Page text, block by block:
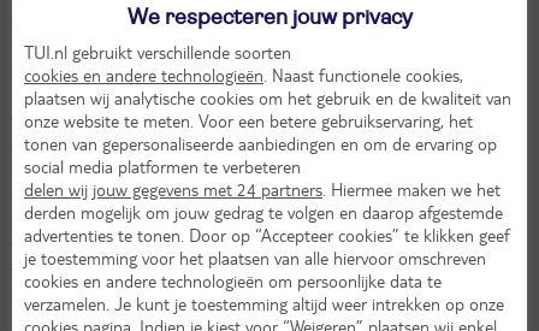
al die glijbanen gezien? Duik het avontuur in, want rond het water
bruist het de hele dag van activiteiten. In de Red Sea Governorate
aan de Rode Zee liggen veel grote resorts, maar in dit resort draait
het om de mix van ruimte, waterpret en rust. Waar ga jij vandaag
voor: actie in het aquapark, tijd in de wellness of toch sportief aan
de slag? De hamam, jacuzzi en sauna staan klaar, net als de
fitnessruimte voor wie actief wil starten. Je kinderen plonzen in het
kinderbad of doen mee met het animatieteam. Na een dag vol
plezier kies je uit zeven restaurants voor het diner. Daarna geniet je
van livemuziek of een spetterende show. Laat je elke dag opnieuw
verrassen bij Sunrise Riviera Aqua Park Resort in Egypte. Waar
begin jij morgen?
We respecteren jouw privacy
TUI.nl gebruikt verschillende soorten
cookies en andere technologieën . Naast functionele cookies,
plaatsen wij analytische cookies om het gebruik en de kwaliteit van
onze website te meten. Voor een betere gebruikservaring, het
tonen van gepersonaliseerde aanbiedingen en om de ervaring op
social media platformen te verbeteren
delen wij jouw gegevens met 24 partners . Hiermee maken we het
derden mogelijk om jouw gedrag te volgen en daarop afgestemde
advertenties te tonen. Door op “Accepteer cookies” te klikken geef
je toestemming voor het plaatsen van alle hiervoor omschreven
cookies en andere technologieën om persoonlijke data te
verzamelen. Je kunt je toestemming altijd weer intrekken op onze
cookies pagina . Indien je kiest voor “Weigeren” plaatsen wij enkel